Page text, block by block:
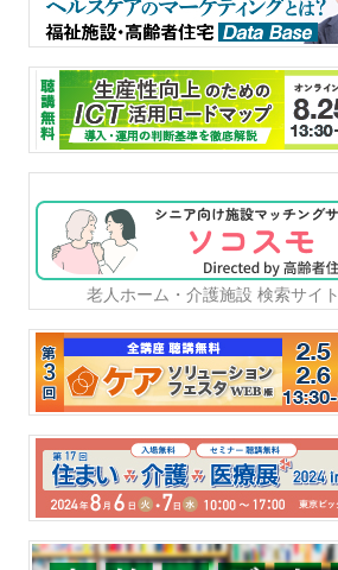
老人ホーム・介護施設 検索サイト